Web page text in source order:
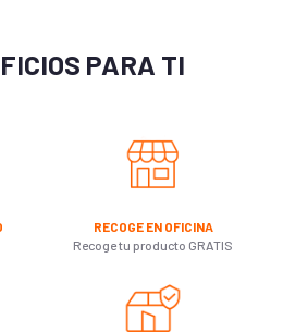
PARA TI
RECOGE EN OFICINA
Recoge tu producto GRATIS